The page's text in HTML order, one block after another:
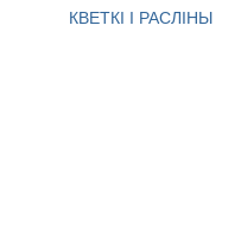
КВЕТКІ І РАСЛІНЫ